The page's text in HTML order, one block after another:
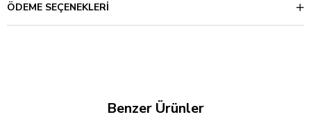
ÖDEME SEÇENEKLERI
Benzer Ürünler